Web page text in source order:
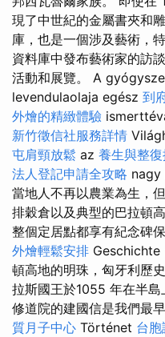
現了中世紀的金屬書夾和
庫，也是一個涉及藝術，
資料庫中發布藝術家的訪
活動和展覽。 A
levendulaolaja egész 到
外燴的精緻體驗
新竹徵信社服務詳情
屯肩頸放鬆 az 養生與整
法人登記申請全攻略 nagy
當地人不再以農業為生，
排穀倉以及典型的巴拉頓
整個定居點都享有紀念碑
外燴輕鬆安排 Geschichte
頓高地的明珠，匈牙利歷
拉斯國王於1055 年在半
修道院的建國信是我們最
質月子中心 Történet 台